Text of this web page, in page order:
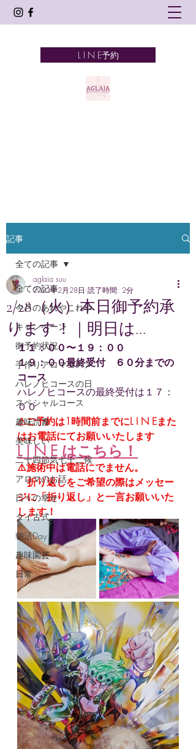
L I N E予約
記事
全ての記事
今月のあれやこれや
キャンペーン
御予約状況
手作りアロマコスメ
ハレノヒコースの日
スペシャルコース
趣味読書
美味しい
二十四節気七十二候
アロマのお話
日々の幸せ
タイ古式
朝活Day
趣味園芸
日常
全ての記事
2/28（火）本日御予約承
ります！｜明日は…
aglaia suu
2023年2月28日 読了時間: 2分
１１：００〜１９：００
１９：００最終受付　６０分までの
コース
ハレノヒコースの最終受付は１７：
００
⚠ご予約は1時間前までにL I N Eまた
はお電話にてお願いいたします
L I N E はこちら ！
⚠️施術中は電話にでません。
折り返しをご希望の際はメッセー
ジに「折り返し」と一言お願いいた
します！